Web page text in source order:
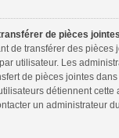
de pièces
de transférer des pièces
utilisateur. Les
de pièces jointes
détiennent cette
un administrateur